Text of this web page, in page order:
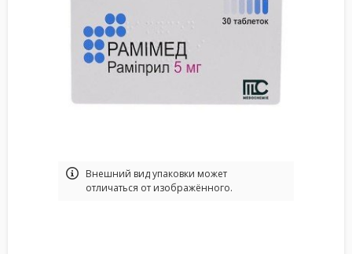
Bнешний вид упаковки может
отличаться от изображённого.